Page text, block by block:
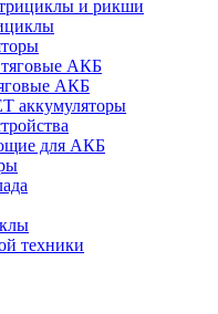
и рикши
АКБ
АКБ
аккумуляторы
для АКБ
техники